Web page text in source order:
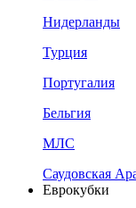
Нидерланды
Турция
Португалия
Бельгия
МЛС
Саудовская
Еврокубки